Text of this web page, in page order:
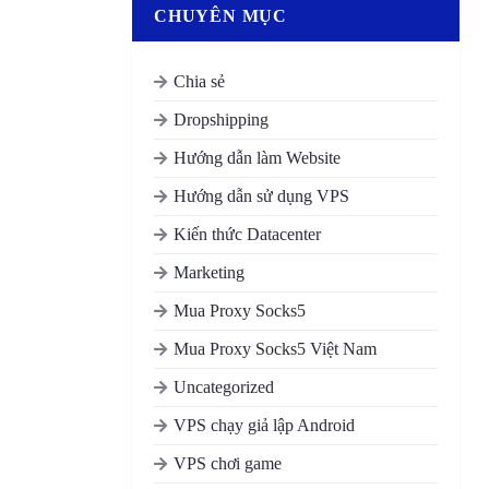
CHUYÊN MỤC
Chia sẻ
Dropshipping
Hướng dẫn làm Website
Hướng dẫn sử dụng VPS
Kiến thức Datacenter
Marketing
Mua Proxy Socks5
Mua Proxy Socks5 Việt Nam
Uncategorized
VPS chạy giả lập Android
VPS chơi game